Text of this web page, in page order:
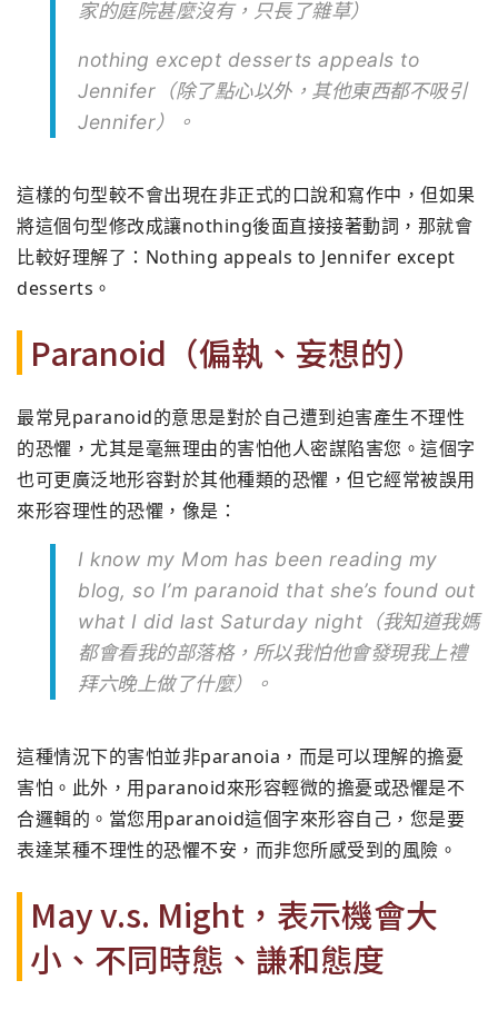
家的庭院甚麼沒有，只長了雜草）
nothing except desserts appeals to
Jennifer（除了點心以外， 其他東西都不吸引
Jennifer）。
這樣的句型較不會出現在非正式的口說和寫作中， 但如果
將這個句型修改成讓nothing後面直接接著動詞， 那就會
比較好理解了：Nothing appeals to Jennifer except
desserts。
Paranoid（偏執、妄想的）
最常見paranoid的意思是對於自己遭到迫害產生不理性
的恐懼，尤其是毫無理由的害怕他人密謀陷害您。 這個字
也可更廣泛地形容對於其他種類的恐懼， 但它經常被誤用
來形容理性的恐懼，像是：
I know my Mom has been reading my
blog, so I’m paranoid that she’s found out
what I did last Saturday night（我知道我媽
都會看我的部落格， 所以我怕他會發現我上禮
拜六晚上做了什麼）。
這種情況下的害怕並非paranoia， 而是可以理解的擔憂
害怕。此外， 用paranoid來形容輕微的擔憂或恐懼是不
合邏輯的。 當您用paranoid這個字來形容自己， 您是要
表達某種不理性的恐懼不安，而非您所感受到的風險。
May v.s. Might，表示機會大
小、不同時態、謙和態度